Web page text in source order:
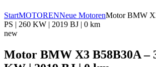
StartMOTORENNeue MotorenMotor BMW
PS | 260 KW | 2019 BJ | 0 km
new
Motor BMW X3 B58B30A –